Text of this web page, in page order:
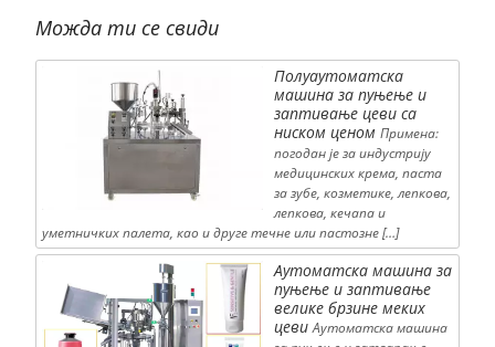
Можда ти се свиди
Полуаутоматска
машина за пуњење и
заптивање цеви са
ниском ценом Примена:
погодан је за индустрију
медицинских крема, паста
за зубе, козметике, лепкова,
лепкова, кечапа и
уметничких палета, као и друге течне или пастозне […]
Аутоматска машина за
пуњење и заптивање
велике брзине меких
цеви Аутоматска машина